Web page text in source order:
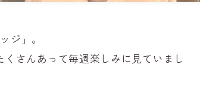
ジ」。
さんあって毎週楽しみに見ていまし